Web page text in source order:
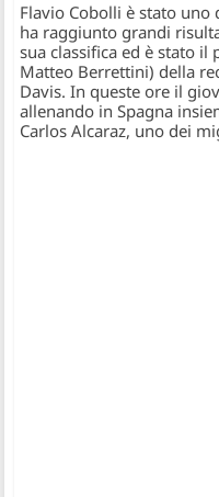
Flavio Cobolli è stato
ha raggiunto grandi
sua classifica ed è stato
Matteo Berrettini) della
Davis. In queste ore il
allenando in Spagna
Carlos Alcaraz, uno dei